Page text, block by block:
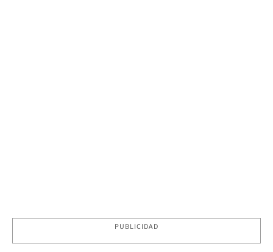
PUBLICIDAD